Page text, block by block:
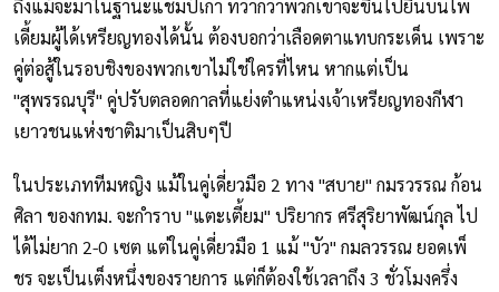
ถึงแม้จะมาในฐานะแชมป์เก่า ทว่ากว่าพวกเขาจะขึ้นไปยืนบนโพ
เดี้ยมผู้ได้เหรียญทองได้นั้น ต้องบอกว่าเลือดตาแทบกระเด็น เพราะ
คู่ต่อสู้ในรอบชิงของพวกเขาไม่ใช่ใครที่ไหน หากแต่เป็น
"สุพรรณบุรี" คู่ปรับตลอดกาลที่แย่งตำแหน่งเจ้าเหรียญทองกีฬา
เยาวชนแห่งชาติมาเป็นสิบๆปี
ในประเภททีมหญิง แม้ในคู่เดี่ยวมือ 2 ทาง "สบาย" กมรวรรณ ก้อน
ศิลา ของกทม. จะกำราบ "แตะเตี้ยม" ปริยากร ศรีสุริยาพัฒน์กุล ไป
ได้ไม่ยาก 2-0 เซต แต่ในคู่เดี่ยวมือ 1 แม้ "บัว" กมลวรรณ ยอดเพ็
ชร จะเป็นเต็งหนึ่งของรายการ แต่ก็ต้องใช้เวลาถึง 3 ชั่วโมงครึ่ง